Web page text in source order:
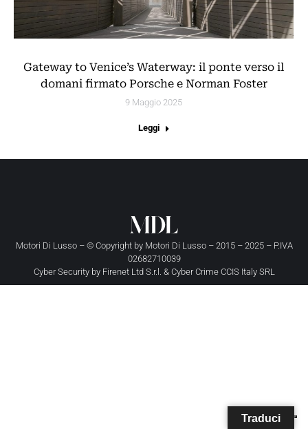
Gateway to Venice’s Waterway: il ponte verso il
domani firmato Porsche e Norman Foster
9 Maggio 2025
Leggi
Motori Di Lusso – © Copyright by Motori Di Lusso– 2015 – 2025 – P.IVA
02682710039
Cyber Security by Firenet Ltd S.r.l. & Cyber Crime CCIS Italy SRL
Traduci